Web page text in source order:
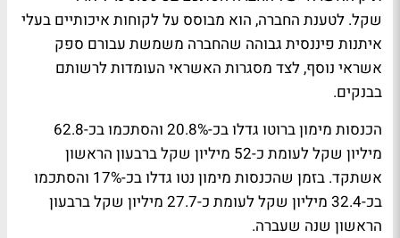
שקל. לטענת החברה, הוא מבוסס על לקוחות איכותיים בעלי
איתנות פיננסית גבוהה שהחברה משמשת עבורם ספק
אשראי נוסף, לצד מסגרות האשראי העומדות לרשותם
בבנקים.
הכנסות מימון ברוטו גדלו בכ-20.8% והסתכמו בכ-62.8
מיליון שקל לעומת כ-52 מיליון שקל ברבעון הראשון
אשתקד. בזמן שהכנסות מימון נטו גדלו בכ-17% והסתכמו
בכ-32.4 מיליון שקל לעומת כ-27.7 מיליון שקל ברבעון
הראשון שנה שעברה.